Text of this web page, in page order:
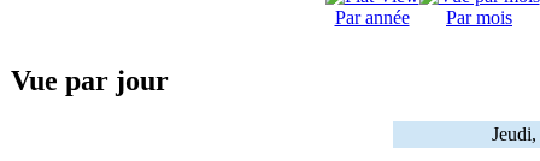
Par année Par mois
Vue par jour